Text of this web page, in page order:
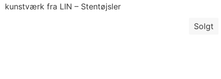
kunstværk fra LIN – Stentøjsler
Solgt